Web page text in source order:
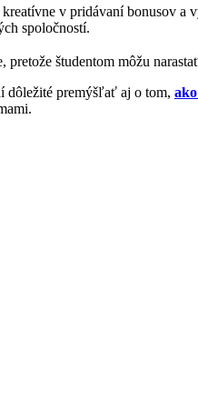
v pridávaní bonusov a
spoločností.
pretože študentom môžu
dôležité premýšľať aj o tom,